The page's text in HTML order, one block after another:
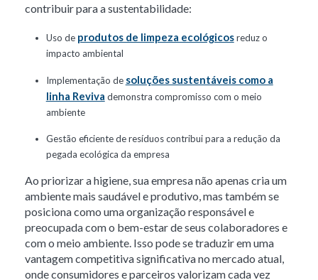
contribuir para a sustentabilidade:
Uso de produtos de limpeza ecológicos reduz o
impacto ambiental
Implementação de soluções sustentáveis como a
linha Reviva demonstra compromisso com o meio
ambiente
Gestão eficiente de resíduos contribui para a redução da
pegada ecológica da empresa
Ao priorizar a higiene, sua empresa não apenas cria um
ambiente mais saudável e produtivo, mas também se
posiciona como uma organização responsável e
preocupada com o bem-estar de seus colaboradores e
com o meio ambiente. Isso pode se traduzir em uma
vantagem competitiva significativa no mercado atual,
onde consumidores e parceiros valorizam cada vez